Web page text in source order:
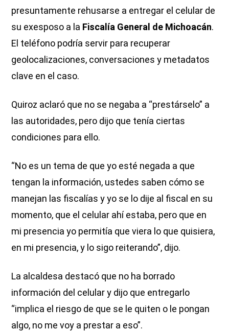
presuntamente rehusarse a entregar el celular de
su exesposo a la Fiscalía General de Michoacán.
El teléfono podría servir para recuperar
geolocalizaciones, conversaciones y metadatos
clave en el caso.
Quiroz aclaró que no se negaba a “prestárselo” a
las autoridades, pero dijo que tenía ciertas
condiciones para ello.
“No es un tema de que yo esté negada a que
tengan la información, ustedes saben cómo se
manejan las fiscalías y yo se lo dije al fiscal en su
momento, que el celular ahí estaba, pero que en
mi presencia yo permitía que viera lo que quisiera,
en mi presencia, y lo sigo reiterando”, dijo.
La alcaldesa destacó que no ha borrado
información del celular y dijo que entregarlo
“implica el riesgo de que se le quiten o le pongan
algo, no me voy a prestar a eso”.